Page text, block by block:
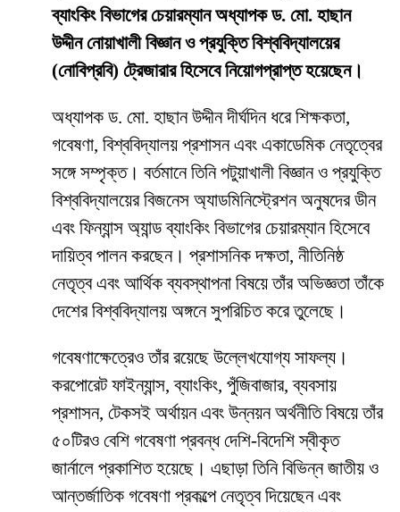
ব্যাংকিং বিভাগের চেয়ারম্যান অধ্যাপক ড. মো. হাছান
উদ্দীন নোয়াখালী বিজ্ঞান ও প্রযুক্তি বিশ্ববিদ্যালয়ের
(নোবিপ্রবি) ট্রেজারার হিসেবে নিয়োগপ্রাপ্ত হয়েছেন।
অধ্যাপক ড. মো. হাছান উদ্দীন দীর্ঘদিন ধরে শিক্ষকতা,
গবেষণা, বিশ্ববিদ্যালয় প্রশাসন এবং একাডেমিক নেতৃত্বের
সঙ্গে সম্পৃক্ত। বর্তমানে তিনি পটুয়াখালী বিজ্ঞান ও প্রযুক্তি
বিশ্ববিদ্যালয়ের বিজনেস অ্যাডমিনিস্ট্রেশন অনুষদের ডীন
এবং ফিন্যান্স অ্যান্ড ব্যাংকিং বিভাগের চেয়ারম্যান হিসেবে
দায়িত্ব পালন করছেন। প্রশাসনিক দক্ষতা, নীতিনিষ্ঠ
নেতৃত্ব এবং আর্থিক ব্যবস্থাপনা বিষয়ে তাঁর অভিজ্ঞতা তাঁকে
দেশের বিশ্ববিদ্যালয় অঙ্গনে সুপরিচিত করে তুলেছে।
গবেষণাক্ষেত্রেও তাঁর রয়েছে উল্লেখযোগ্য সাফল্য।
করপোরেট ফাইন্যান্স, ব্যাংকিং, পুঁজিবাজার, ব্যবসায়
প্রশাসন, টেকসই অর্থায়ন এবং উন্নয়ন অর্থনীতি বিষয়ে তাঁর
৫০টিরও বেশি গবেষণা প্রবন্ধ দেশি-বিদেশি স্বীকৃত
জার্নালে প্রকাশিত হয়েছে। এছাড়া তিনি বিভিন্ন জাতীয় ও
আন্তর্জাতিক গবেষণা প্রকল্পে নেতৃত্ব দিয়েছেন এবং